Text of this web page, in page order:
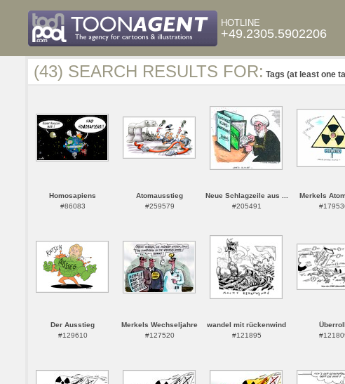
HOTLINE
+49.2305.5902206
(43) SEARCH RESULTS FOR: Tags (at least one
Homosapiens
#86083
Atomausstieg
#259579
Neue Schlagzeile aus ...
#205491
Merkels
Der Ausstieg
#129610
Merkels Wechseljahre
#127520
wandel mit rückenwind
#121895